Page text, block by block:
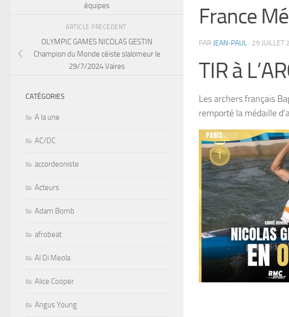
France
PAR JEAN-PAUL · 29 JUILLET
TIR à
Les archers français
remporté la médaille
équipes
ARTICLE PRÉCÉDENT
OLYMPIC GAMES NICOLAS GESTIN
Champion du Monde céiste slalomeur le
29/7/2024 Vaires
CATÉGORIES
A la une
AC/DC
accordeoniste
Acteurs
Adam Bomb
afrobeat
Al Di Meola
Alice Cooper
Angus Young